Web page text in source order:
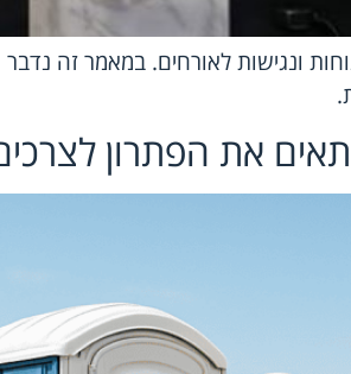
ונגישות לאורחים. במאמר זה
את הפתרון